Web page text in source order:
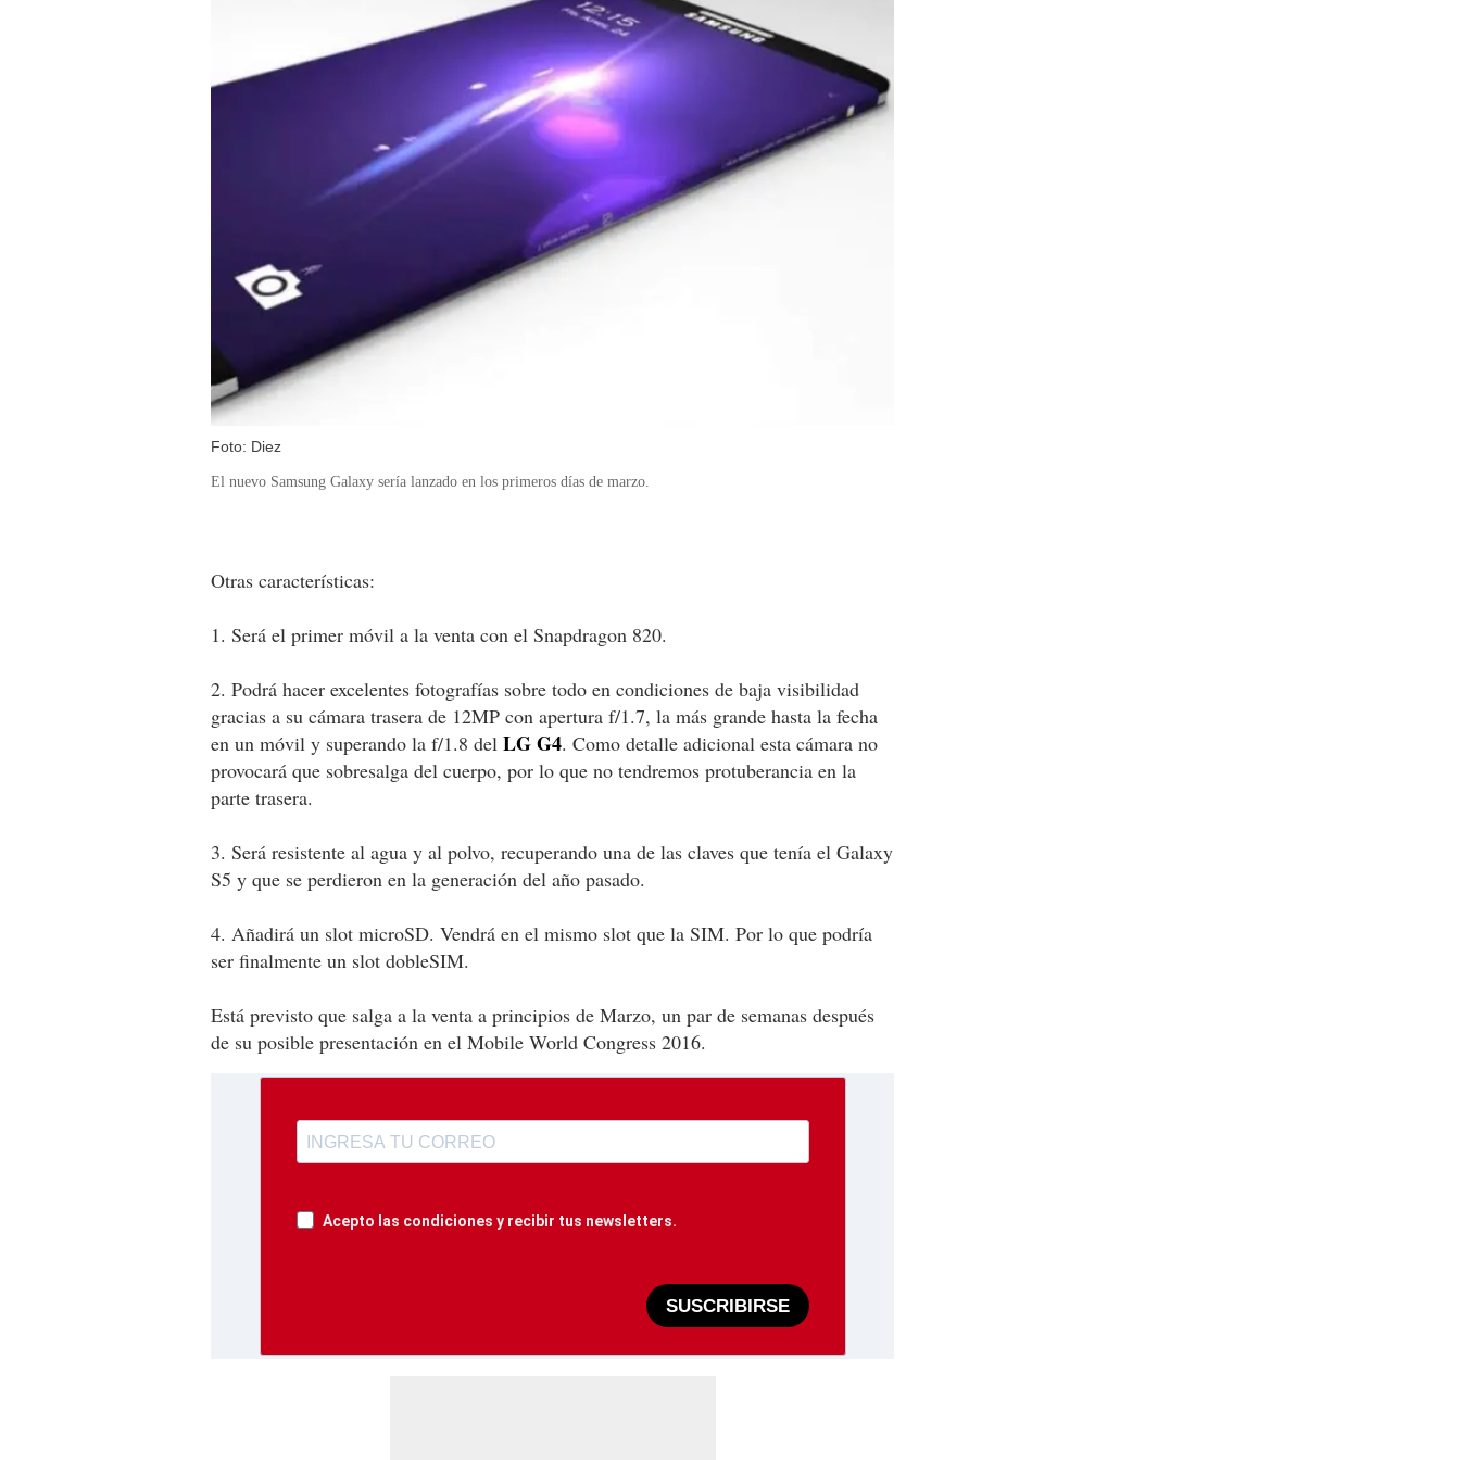
Foto: Diez
El nuevo Samsung Galaxy sería lanzado en los primeros días de marzo.
Otras características:
1. Será el primer móvil a la venta con el Snapdragon 820.
2. Podrá hacer excelentes fotografías sobre todo en condiciones de baja visibilidad
gracias a su cámara trasera de 12MP con apertura f/1.7, la más grande hasta la fecha
en un móvil y superando la f/1.8 del LG G4. Como detalle adicional esta cámara no
provocará que sobresalga del cuerpo, por lo que no tendremos protuberancia en la
parte trasera.
3. Será resistente al agua y al polvo, recuperando una de las claves que tenía el Galaxy
S5 y que se perdieron en la generación del año pasado.
4. Añadirá un slot microSD. Vendrá en el mismo slot que la SIM. Por lo que podría
ser finalmente un slot dobleSIM.
Está previsto que salga a la venta a principios de Marzo, un par de semanas después
de su posible presentación en el Mobile World Congress 2016.
Acepto las condiciones y recibir tus newsletters.
SUSCRIBIRSE